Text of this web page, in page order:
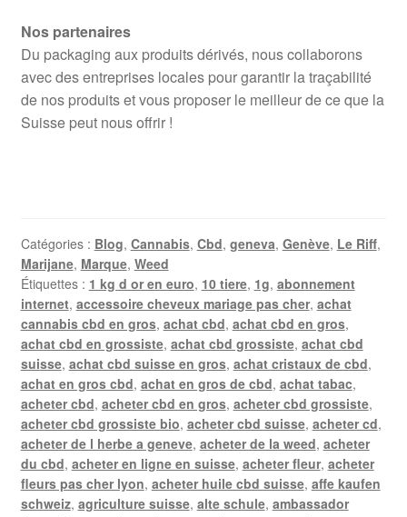
Nos partenaires
Du packaging aux produits dérivés, nous collaborons
avec des entreprises locales pour garantir la traçabilité
de nos produits et vous proposer le meilleur de ce que la
Suisse peut nous offrir !
Catégories : Blog, Cannabis, Cbd, geneva, Genève, Le Riff,
Marijane, Marque, Weed
Étiquettes : 1 kg d or en euro, 10 tiere, 1g, abonnement
internet, accessoire cheveux mariage pas cher, achat
cannabis cbd en gros, achat cbd, achat cbd en gros,
achat cbd en grossiste, achat cbd grossiste, achat cbd
suisse, achat cbd suisse en gros, achat cristaux de cbd,
achat en gros cbd, achat en gros de cbd, achat tabac,
acheter cbd, acheter cbd en gros, acheter cbd grossiste,
acheter cbd grossiste bio, acheter cbd suisse, acheter cd,
acheter de l herbe a geneve, acheter de la weed, acheter
du cbd, acheter en ligne en suisse, acheter fleur, acheter
fleurs pas cher lyon, acheter huile cbd suisse, affe kaufen
schweiz, agriculture suisse, alte schule, ambassador